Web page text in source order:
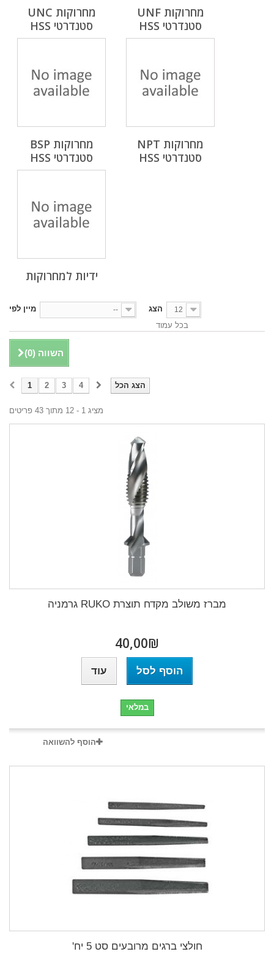
מחרוקות UNC
סטנדרטי HSS
מחרוקות UNF
סטנדרטי HSS
מחרוקות BSP
סטנדרטי HSS
מחרוקות NPT
סטנדרטי HSS
ידיות למחרוקות
מיין לפי -- הצג 12
בכל עמוד
השווה ( 0
)
הצג הכל 1 2 3 4
מציג 1 - 12 מתוך 43 פריטים
מברז משולב מקדח תוצרת RUKO גרמניה
₪‎40,00
הוסף לסל עוד
במלאי
הוסף להשוואה
חולצי ברגים מרובעים סט 5 יח'